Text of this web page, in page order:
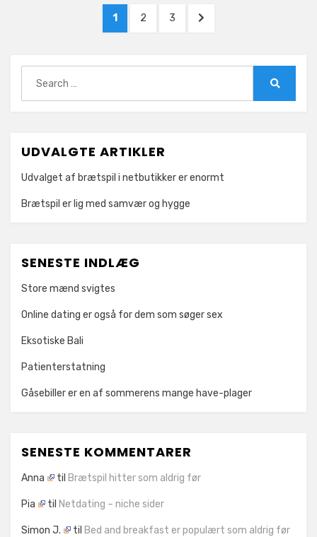
Indlægsinddeling
PAGE
1 PAGE
2 PAGE
3
NEXT
for:
UDVALGTE ARTIKLER
Udvalget af brætspil i netbutikker er enormt
Brætspil er lig med samvær og hygge
SENESTE INDLÆG
Store mænd svigtes
Online dating er også for dem som søger sex
Eksotiske Bali
Patienterstatning
Gåsebiller er en af sommerens mange have-plager
SENESTE KOMMENTARER
Anna til Brætspil hitter som aldrig før
Pia til Netdating – niche sider
Simon J. til Bed and breakfast er populært som aldrig før